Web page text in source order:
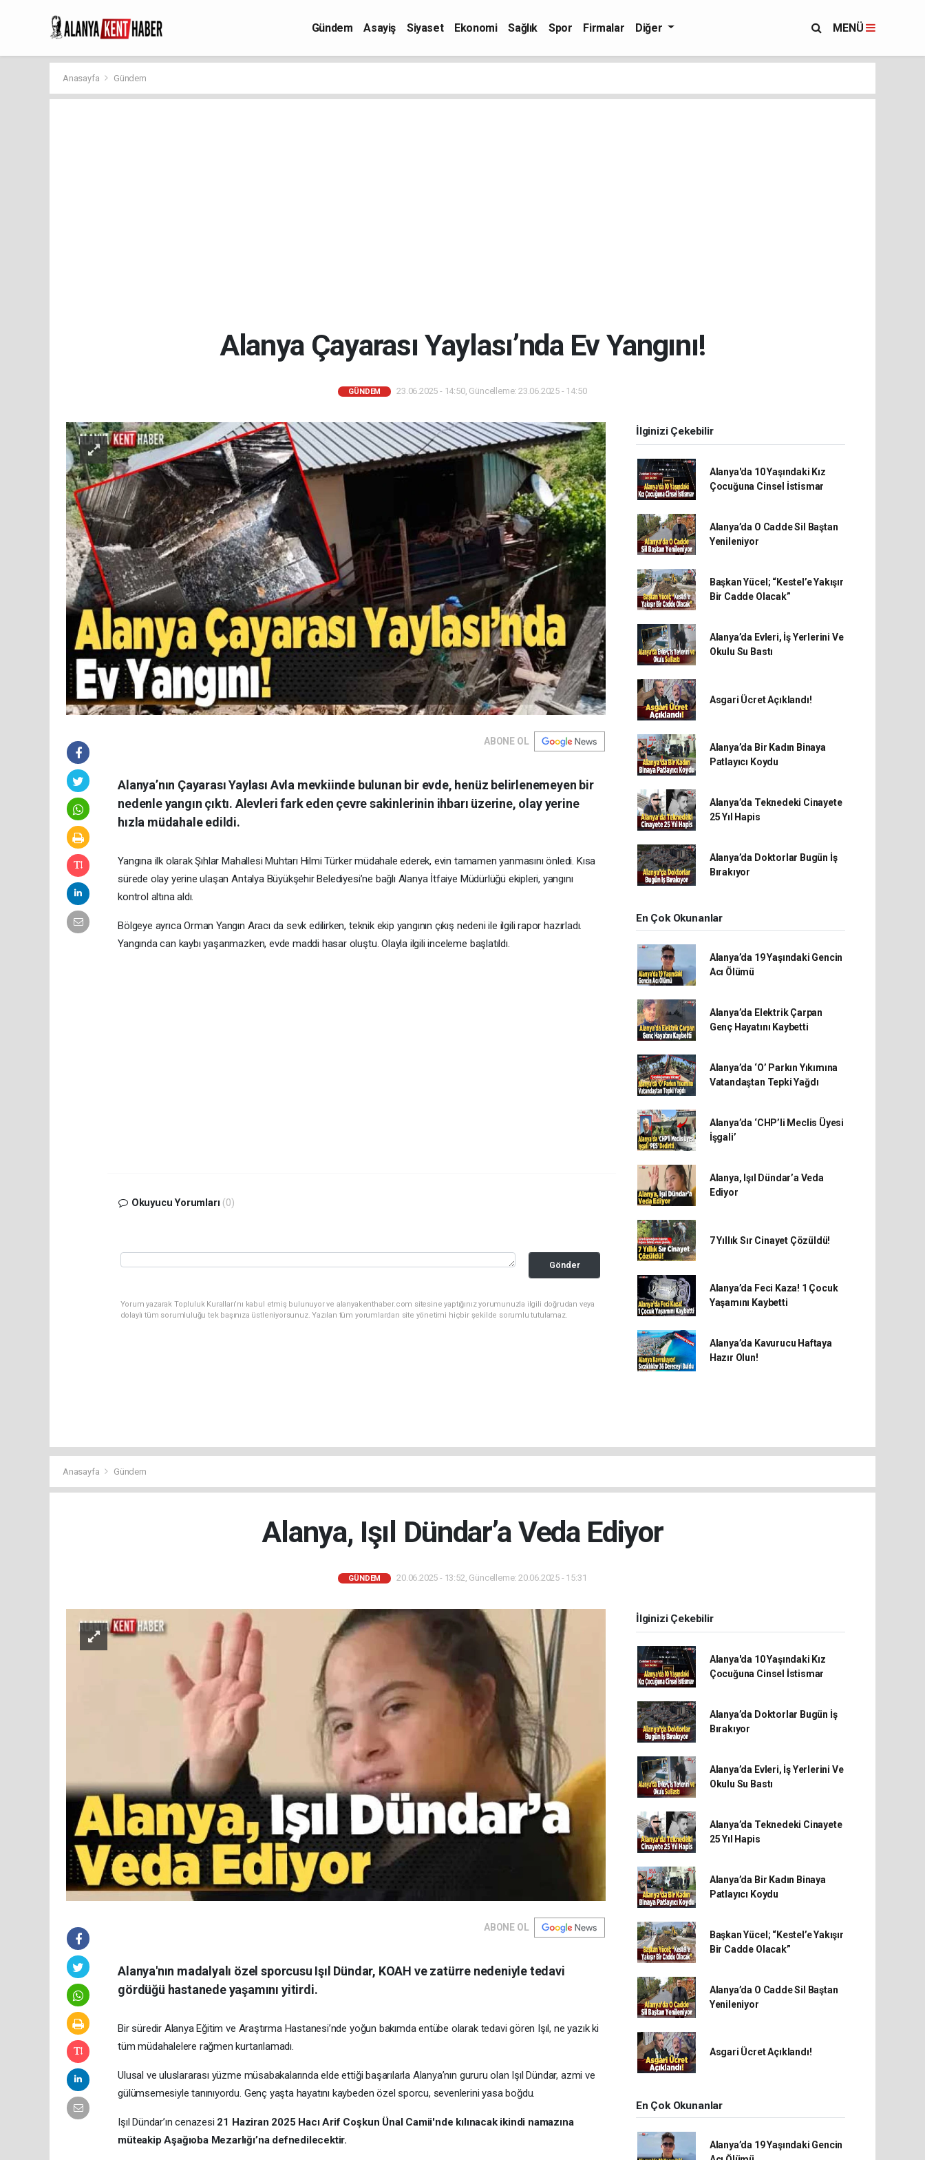
Gündem Asayiş Siyaset Ekonomi Sağlık Spor Firmalar Diğer MENÜ
Anasayfa Gündem
Alanya Çayarası Yaylası’nda Ev Yangını!
GÜNDEM 23.06.2025 - 14:50, Güncelleme: 23.06.2025 - 14:50
ABONE OL
Alanya’nın Çayarası Yaylası Avla mevkiinde bulunan bir evde, henüz belirlenemeyen bir
nedenle yangın çıktı. Alevleri fark eden çevre sakinlerinin ihbarı üzerine, olay yerine
hızla müdahale edildi.
Yangına ilk olarak Şıhlar Mahallesi Muhtarı Hilmi Türker müdahale ederek, evin tamamen yanmasını önledi. Kısa
sürede olay yerine ulaşan Antalya Büyükşehir Belediyesi’ne bağlı Alanya İtfaiye Müdürlüğü ekipleri, yangını
kontrol altına aldı.
Bölgeye ayrıca Orman Yangın Aracı da sevk edilirken, teknik ekip yangının çıkış nedeni ile ilgili rapor hazırladı.
Yangında can kaybı yaşanmazken, evde maddi hasar oluştu. Olayla ilgili inceleme başlatıldı.
Okuyucu Yorumları (0)
Gönder
Yorum yazarak Topluluk Kuralları’nı kabul etmiş bulunuyor ve alanyakenthaber.com sitesine yaptığınız yorumunuzla ilgili doğrudan veya
dolaylı tüm sorumluluğu tek başınıza üstleniyorsunuz. Yazılan tüm yorumlardan site yönetimi hiçbir şekilde sorumlu tutulamaz.
İlginizi Çekebilir
Alanya'da 10 Yaşındaki Kız
Çocuğuna Cinsel İstismar
Alanya’da O Cadde Sil Baştan
Yenileniyor
Başkan Yücel; “Kestel’e Yakışır
Bir Cadde Olacak”
Alanya’da Evleri, İş Yerlerini Ve
Okulu Su Bastı
Asgari Ücret Açıklandı!
Alanya’da Bir Kadın Binaya
Patlayıcı Koydu
Alanya’da Teknedeki Cinayete
25 Yıl Hapis
Alanya’da Doktorlar Bugün İş
Bırakıyor
En Çok Okunanlar
Alanya’da 19 Yaşındaki Gencin
Acı Ölümü
Alanya’da Elektrik Çarpan
Genç Hayatını Kaybetti
Alanya’da ‘O’ Parkın Yıkımına
Vatandaştan Tepki Yağdı
Alanya’da ‘CHP’li Meclis Üyesi
İşgali’
Alanya, Işıl Dündar’a Veda
Ediyor
7 Yıllık Sır Cinayet Çözüldü!
Alanya’da Feci Kaza! 1 Çocuk
Yaşamını Kaybetti
Alanya’da Kavurucu Haftaya
Hazır Olun!
Anasayfa Gündem
Alanya, Işıl Dündar’a Veda Ediyor
GÜNDEM 20.06.2025 - 13:52, Güncelleme: 20.06.2025 - 15:31
ABONE OL
Alanya'nın madalyalı özel sporcusu Işıl Dündar, KOAH ve zatürre nedeniyle tedavi
gördüğü hastanede yaşamını yitirdi.
Bir süredir Alanya Eğitim ve Araştırma Hastanesi’nde yoğun bakımda entübe olarak tedavi gören Işıl, ne yazık ki
tüm müdahalelere rağmen kurtarılamadı.
Ulusal ve uluslararası yüzme müsabakalarında elde ettiği başarılarla Alanya’nın gururu olan Işıl Dündar, azmi ve
gülümsemesiyle tanınıyordu. Genç yaşta hayatını kaybeden özel sporcu, sevenlerini yasa boğdu.
Işıl Dündar’ın cenazesi 21 Haziran 2025 Hacı Arif Coşkun Ünal Camii'nde kılınacak ikindi namazına
müteakip Aşağıoba Mezarlığı’na defnedilecektir.
İlginizi Çekebilir
Alanya'da 10 Yaşındaki Kız
Çocuğuna Cinsel İstismar
Alanya’da Doktorlar Bugün İş
Bırakıyor
Alanya’da Evleri, İş Yerlerini Ve
Okulu Su Bastı
Alanya’da Teknedeki Cinayete
25 Yıl Hapis
Alanya’da Bir Kadın Binaya
Patlayıcı Koydu
Başkan Yücel; “Kestel’e Yakışır
Bir Cadde Olacak”
Alanya’da O Cadde Sil Baştan
Yenileniyor
Asgari Ücret Açıklandı!
En Çok Okunanlar
Alanya’da 19 Yaşındaki Gencin